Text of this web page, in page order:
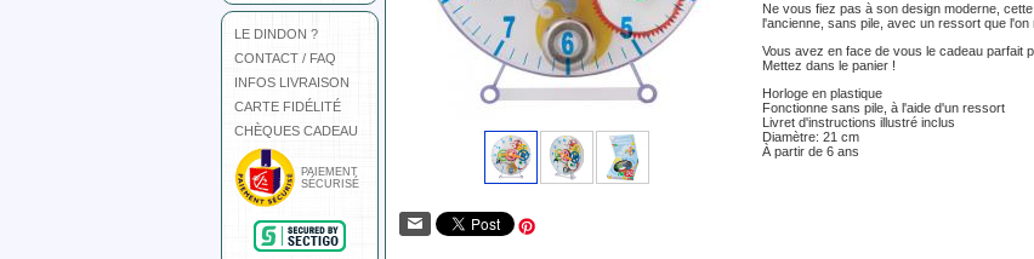
LE DINDON ?
CONTACT / FAQ
INFOS LIVRAISON
CARTE FIDÉLITÉ
CHÈQUES CADEAU
PAIEMENT
SÉCURISÉ
Ne vous fiez pas à son design moderne,
l'ancienne, sans pile, avec un ressort que l'on
Vous avez en face de vous le cadeau parfait
Mettez dans le panier !
Horloge en plastique
Fonctionne sans pile, à l'aide d'un ressort
Livret d'instructions illustré inclus
Diamètre: 21 cm
À partir de 6 ans